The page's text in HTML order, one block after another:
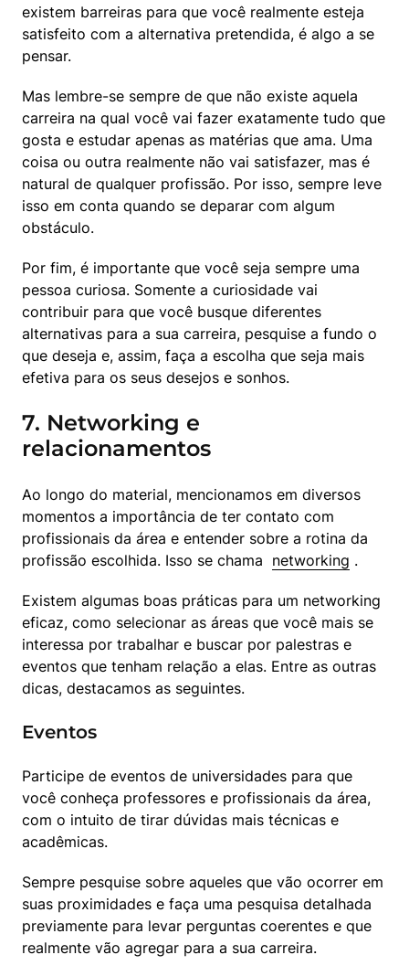
existem barreiras para que você realmente esteja
satisfeito com a alternativa pretendida, é algo a se
pensar.
Mas lembre-se sempre de que não existe aquela
carreira na qual você vai fazer exatamente tudo que
gosta e estudar apenas as matérias que ama. Uma
coisa ou outra realmente não vai satisfazer, mas é
natural de qualquer profissão. Por isso, sempre leve
isso em conta quando se deparar com algum
obstáculo.
Por fim, é importante que você seja sempre uma
pessoa curiosa. Somente a curiosidade vai
contribuir para que você busque diferentes
alternativas para a sua carreira, pesquise a fundo o
que deseja e, assim, faça a escolha que seja mais
efetiva para os seus desejos e sonhos.
7. Networking e
relacionamentos
Ao longo do material, mencionamos em diversos
momentos a importância de ter contato com
profissionais da área e entender sobre a rotina da
profissão escolhida. Isso se chama networking .
Existem algumas boas práticas para um networking
eficaz, como selecionar as áreas que você mais se
interessa por trabalhar e buscar por palestras e
eventos que tenham relação a elas. Entre as outras
dicas, destacamos as seguintes.
Eventos
Participe de eventos de universidades para que
você conheça professores e profissionais da área,
com o intuito de tirar dúvidas mais técnicas e
acadêmicas.
Sempre pesquise sobre aqueles que vão ocorrer em
suas proximidades e faça uma pesquisa detalhada
previamente para levar perguntas coerentes e que
realmente vão agregar para a sua carreira.